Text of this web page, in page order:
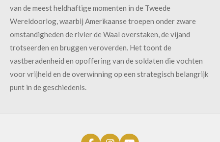
van de meest heldhaftige momenten in de Tweede
Wereldoorlog, waarbij Amerikaanse troepen onder zware
omstandigheden de rivier de Waal overstaken, de vijand
trotseerden en bruggen veroverden. Het toont de
vastberadenheid en opoffering van de soldaten die vochten
voor vrijheid en de overwinning op een strategisch belangrijk
punt in de geschiedenis.